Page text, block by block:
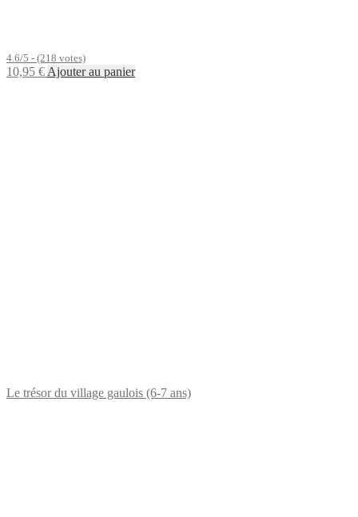
4.6/5 - (218 votes)
10,95 €Ajouter au panier
Le trésor du village gaulois (6-7 ans)